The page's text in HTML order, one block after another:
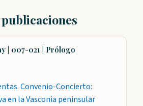
| 007-021 | Prólogo
Convenio-Concierto:
en la Vasconia peninsular